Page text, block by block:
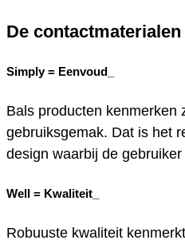
De
Simply = Eenvoud_
Bals producten kenmerken
gebruiksgemak. Dat is het
design waarbij de
Well = Kwaliteit_
Robuuste kwaliteit